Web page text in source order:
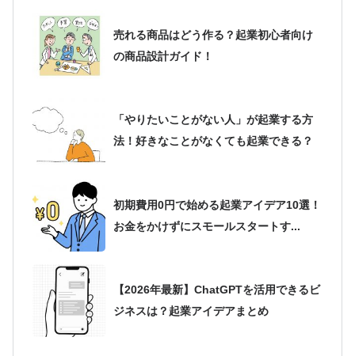
売れる商品はどう作る？起業初心者向け
の商品設計ガイド！
「やりたいことがない人」が起業する方
法！好きなことがなくても起業できる？
初期費用0円で始める起業アイデア10選！
お金をかけずにスモールスタートす...
【2026年最新】ChatGPTを活用できるビ
ジネスは？起業アイデアまとめ